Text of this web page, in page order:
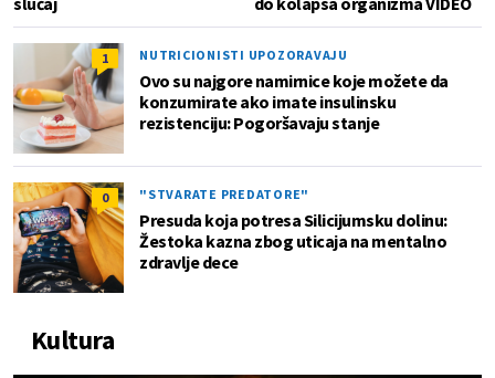
1 NUTRICIONISTI UPOZORAVAJU
Ovo su najgore namirnice koje možete da
konzumirate ako imate insulinsku
rezistenciju: Pogoršavaju stanje
0 "STVARATE PREDATORE"
Presuda koja potresa Silicijumsku dolinu:
Žestoka kazna zbog uticaja na mentalno
zdravlje dece
Kultura